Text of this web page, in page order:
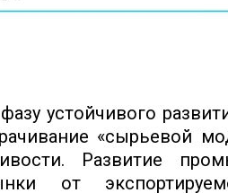
устойчивого
«сырьевой
Развитие
от